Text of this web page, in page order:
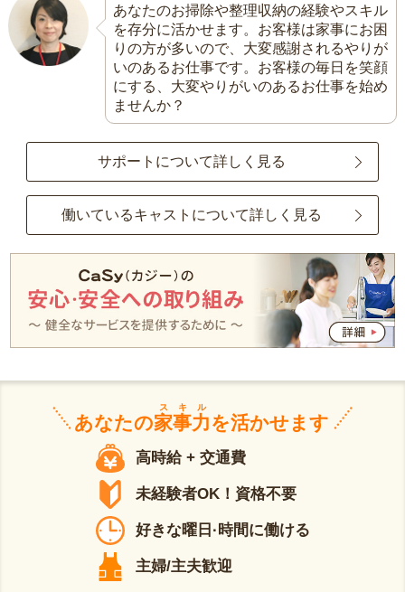
あなたのお掃除や整理収納の経験やスキル
を存分に活かせます。お客様は家事にお困
りの方が多いので、大変感謝されるやりが
いのあるお仕事です。お客様の毎日を笑顔
にする、大変やりがいのあるお仕事を始め
ませんか？
サポートについて詳しく見る
働いているキャストについて詳しく見る
あなたの家事力
スキル
を活かせます
高時給 + 交通費
未経験者OK！資格不要
好きな曜日·時間に働ける
主婦/主夫歓迎